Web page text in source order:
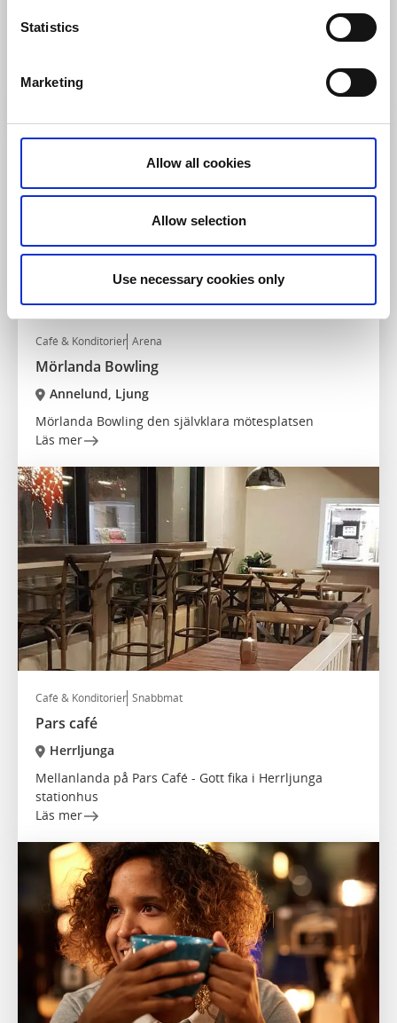
Statistics
Marketing
Allow all cookies
Allow selection
Use necessary cookies only
4.1 ★
Läs mer
Café & Konditorier Arena
Mörlanda Bowling
Annelund, Ljung
Mörlanda Bowling den självklara mötesplatsen
Läs mer
Café & Konditorier Snabbmat
Pars café
Herrljunga
Mellanlanda på Pars Café - Gott fika i Herrljunga
stationhus
Läs mer